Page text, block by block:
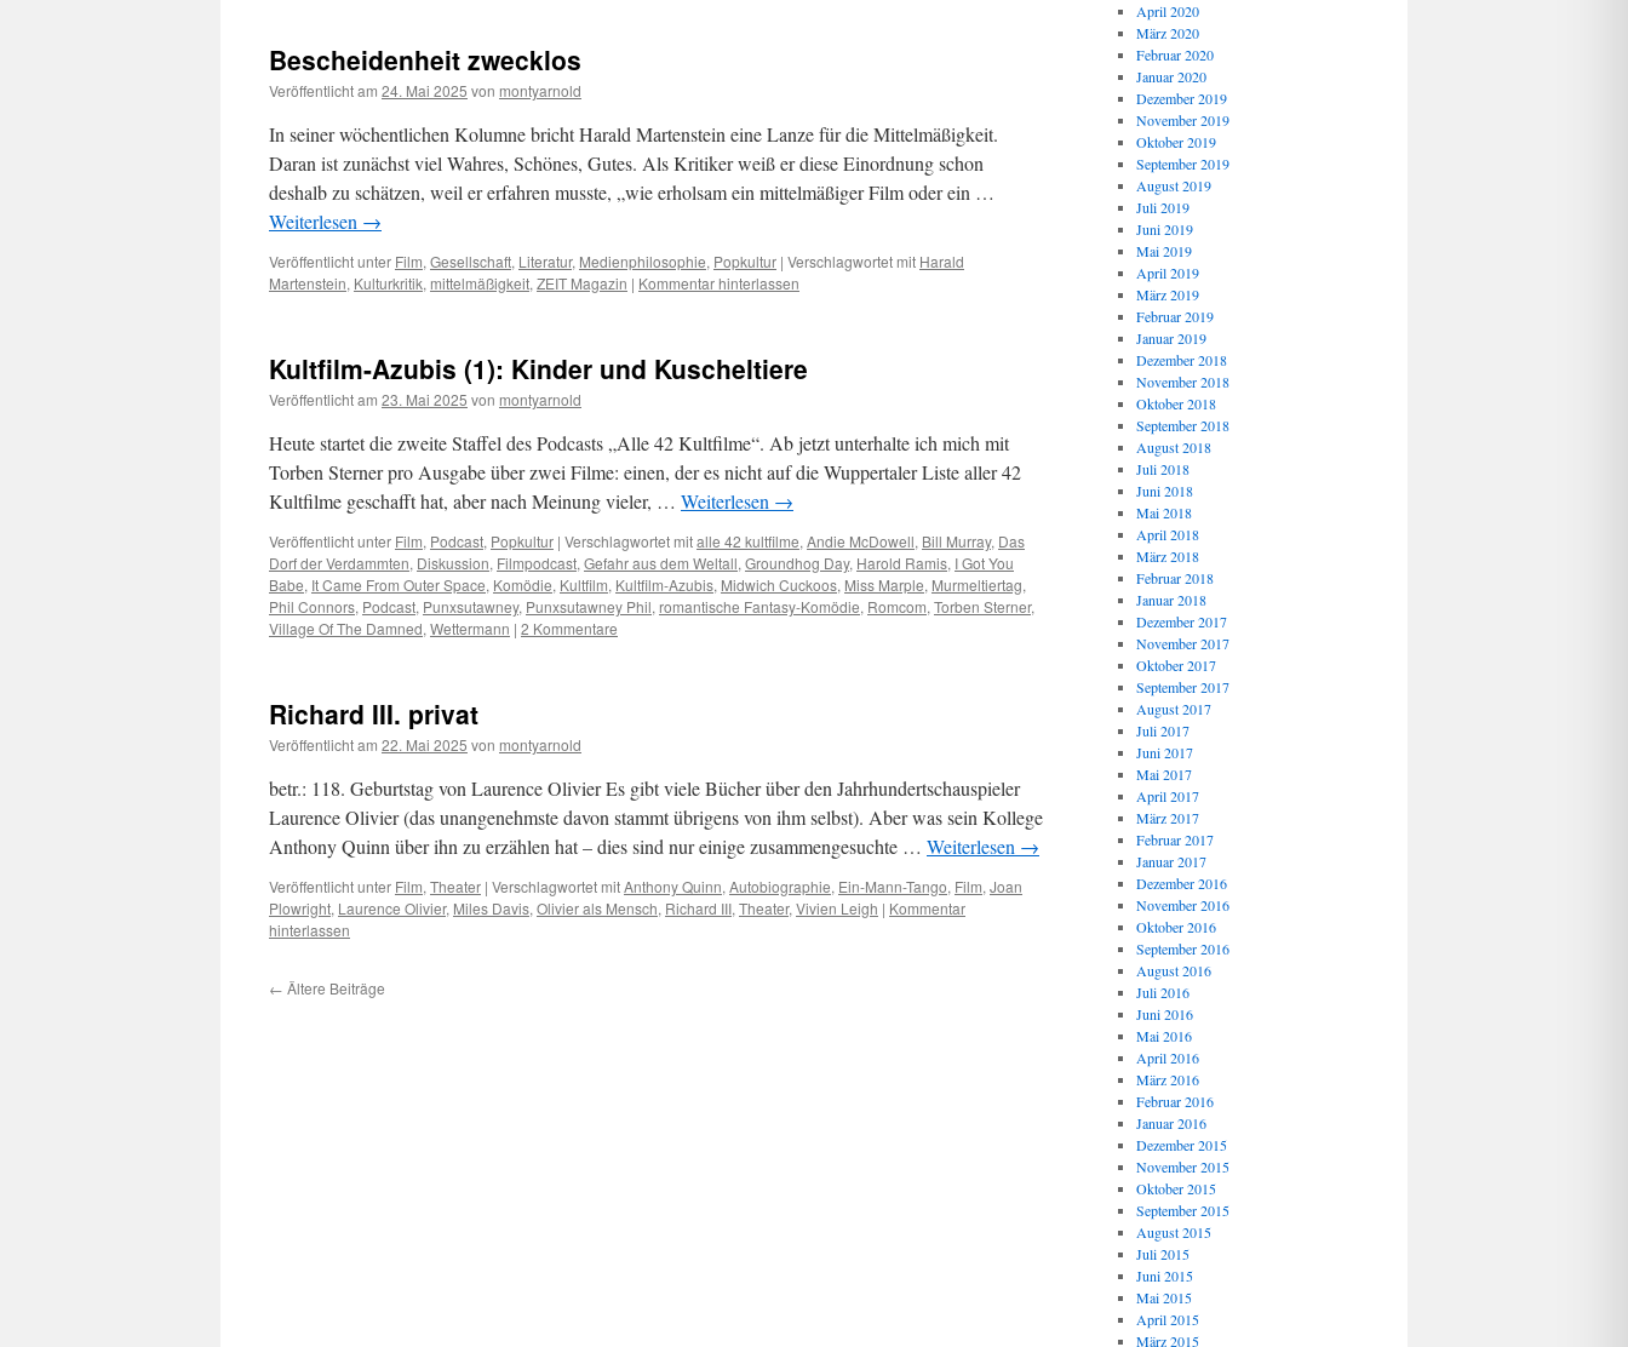
Bescheidenheit zwecklos
Veröffentlicht am 24. Mai 2025 von montyarnold
In seiner wöchentlichen Kolumne bricht Harald Martenstein eine Lanze für die Mittelmäßigkeit.
Daran ist zunächst viel Wahres, Schönes, Gutes. Als Kritiker weiß er diese Einordnung schon
deshalb zu schätzen, weil er erfahren musste, „wie erholsam ein mittelmäßiger Film oder ein …
Weiterlesen →
Veröffentlicht unter Film, Gesellschaft, Literatur, Medienphilosophie, Popkultur | Verschlagwortet mit Harald
Martenstein, Kulturkritik, mittelmäßigkeit, ZEIT Magazin | Kommentar hinterlassen
Kultfilm-Azubis (1): Kinder und Kuscheltiere
Veröffentlicht am 23. Mai 2025 von montyarnold
Heute startet die zweite Staffel des Podcasts „Alle 42 Kultfilme“. Ab jetzt unterhalte ich mich mit
Torben Sterner pro Ausgabe über zwei Filme: einen, der es nicht auf die Wuppertaler Liste aller 42
Kultfilme geschafft hat, aber nach Meinung vieler, … Weiterlesen →
Veröffentlicht unter Film, Podcast, Popkultur | Verschlagwortet mitalle 42 kultfilme, Andie McDowell, Bill Murray, Das
Dorf der Verdammten, Diskussion, Filmpodcast, Gefahr aus dem Weltall, Groundhog Day, Harold Ramis, I Got You
Babe, It Came From Outer Space, Komödie, Kultfilm, Kultfilm-Azubis, Midwich Cuckoos, Miss Marple, Murmeltiertag,
Phil Connors, Podcast, Punxsutawney, Punxsutawney Phil, romantische Fantasy-Komödie, Romcom, Torben Sterner,
Village Of The Damned, Wettermann | 2 Kommentare
Richard III. privat
Veröffentlicht am 22. Mai 2025 von montyarnold
betr.: 118. Geburtstag von Laurence Olivier Es gibt viele Bücher über den Jahrhundertschauspieler
Laurence Olivier (das unangenehmste davon stammt übrigens von ihm selbst). Aber was sein Kollege
Anthony Quinn über ihn zu erzählen hat – dies sind nur einige zusammengesuchte … Weiterlesen →
Veröffentlicht unter Film, Theater | Verschlagwortet mitAnthony Quinn, Autobiographie, Ein-Mann-Tango, Film, Joan
Plowright, Laurence Olivier, Miles Davis, Olivier als Mensch, Richard III, Theater, Vivien Leigh | Kommentar
hinterlassen
← Ältere Beiträge
April 2020
März 2020
Februar 2020
Januar 2020
Dezember 2019
November 2019
Oktober 2019
September 2019
August 2019
Juli 2019
Juni 2019
Mai 2019
April 2019
März 2019
Februar 2019
Januar 2019
Dezember 2018
November 2018
Oktober 2018
September 2018
August 2018
Juli 2018
Juni 2018
Mai 2018
April 2018
März 2018
Februar 2018
Januar 2018
Dezember 2017
November 2017
Oktober 2017
September 2017
August 2017
Juli 2017
Juni 2017
Mai 2017
April 2017
März 2017
Februar 2017
Januar 2017
Dezember 2016
November 2016
Oktober 2016
September 2016
August 2016
Juli 2016
Juni 2016
Mai 2016
April 2016
März 2016
Februar 2016
Januar 2016
Dezember 2015
November 2015
Oktober 2015
September 2015
August 2015
Juli 2015
Juni 2015
Mai 2015
April 2015
März 2015